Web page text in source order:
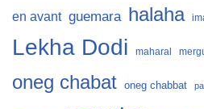
en avant guemara halaha
Lekha Dodi maharal
oneg chabat oneg chabbat